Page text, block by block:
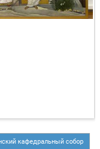
кафедральный собор